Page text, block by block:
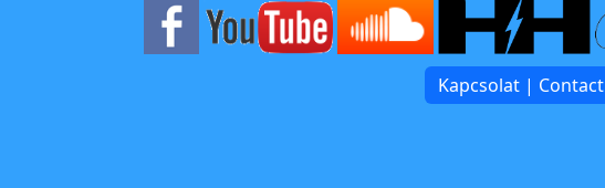
Kapcsolat | Contact